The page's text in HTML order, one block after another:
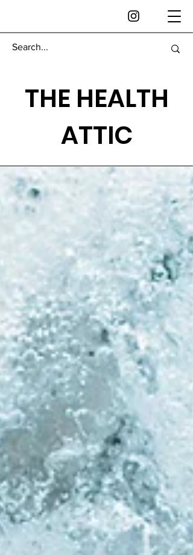
THE HEALTH
ATTIC